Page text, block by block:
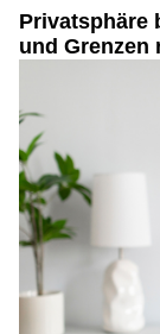
Privatsphäre
und Grenzen